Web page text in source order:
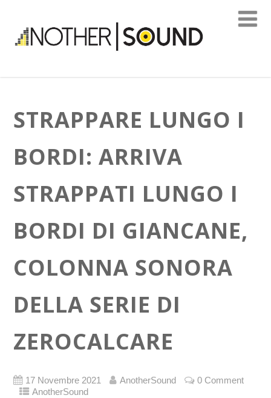
STRAPPARE LUNGO I
BORDI: ARRIVA
STRAPPATI LUNGO I
BORDI DI GIANCANE,
COLONNA SONORA
DELLA SERIE DI
ZEROCALCARE
17 Novembre 2021 AnotherSound
0 Comment
AnotherSound